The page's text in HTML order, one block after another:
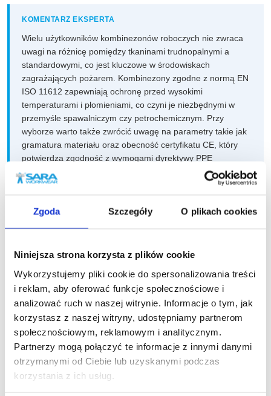
Zgoda Szczegóły O plikach cookies
Niniejsza strona korzysta z plików cookie
Wykorzystujemy pliki cookie do spersonalizowania treści
i reklam, aby oferować funkcje społecznościowe i
analizować ruch w naszej witrynie. Informacje o tym, jak
korzystasz z naszej witryny, udostępniamy partnerom
społecznościowym, reklamowym i analitycznym.
Partnerzy mogą połączyć te informacje z innymi danymi
otrzymanymi od Ciebie lub uzyskanymi podczas
korzystania z ich usług.
KOMENTARZ EKSPERTA
Wielu użytkowników kombinezonów roboczych nie zwraca
uwagi na różnicę pomiędzy tkaninami trudnopalnymi a
standardowymi, co jest kluczowe w środowiskach
zagrażających pożarem. Kombinezony zgodne z normą EN
ISO 11612 zapewniają ochronę przed wysokimi
temperaturami i płomieniami, co czyni je niezbędnymi w
przemyśle spawalniczym czy petrochemicznym. Przy
wyborze warto także zwrócić uwagę na parametry takie jak
gramatura materiału oraz obecność certyfikatu CE, który
potwierdza zgodność z wymogami dyrektywy PPE
2016/425. Niewłaściwy dobór kombinezonu może nie tylko
obniżyć komfort pracy, ale przede wszystkim zagrażać
dobierać odzież roboczą odpowiednią do specyfiki
Szeroka oferta kombinezonów roboczych
dostępnych w Sara Workwear
Szeroka oferta kombinezonów roboczych w Sara
Workwear to gwarancja, że znajdziesz idealne
rozwiązanie do swojej pracy. Oferujemy kombinezony
Nasz newsletter
Zapisz się do naszego newslettera, aby na
bieżąco śledzić nowości w naszym sklepie